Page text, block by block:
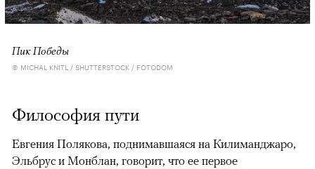
Пик Победы
© MICHAL KNITL / SHUTTERSTOCK / FOTODOM
Философия пути
Евгения Полякова, поднимавшаяся на Килиманджаро,
Эльбрус и Монблан, говорит, что ее первое